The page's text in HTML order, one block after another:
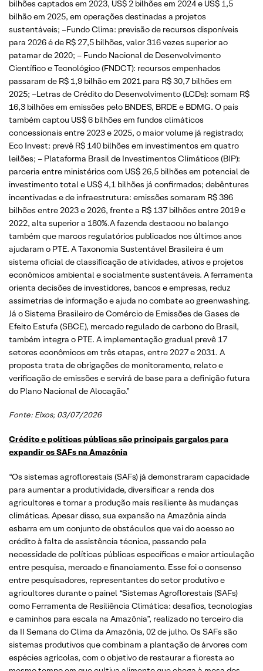
bilhões captados em 2023, US$ 2 bilhões em 2024 e US$ 1,5
bilhão em 2025, em operações destinadas a projetos
sustentáveis; –Fundo Clima: previsão de recursos disponíveis
para 2026 é de R$ 27,5 bilhões, valor 316 vezes superior ao
patamar de 2020; – Fundo Nacional de Desenvolvimento
Científico e Tecnológico (FNDCT): recursos empenhados
passaram de R$ 1,9 bilhão em 2021 para R$ 30,7 bilhões em
2025; –Letras de Crédito do Desenvolvimento (LCDs): somam R$
16,3 bilhões em emissões pelo BNDES, BRDE e BDMG. O país
também captou US$ 6 bilhões em fundos climáticos
concessionais entre 2023 e 2025, o maior volume já registrado;
Eco Invest: prevê R$ 140 bilhões em investimentos em quatro
leilões; – Plataforma Brasil de Investimentos Climáticos (BIP):
parceria entre ministérios com US$ 26,5 bilhões em potencial de
investimento total e US$ 4,1 bilhões já confirmados; debêntures
incentivadas e de infraestrutura: emissões somaram R$ 396
bilhões entre 2023 e 2026, frente a R$ 137 bilhões entre 2019 e
2022, alta superior a 180%.A fazenda destacou no balanço
também que marcos regulatórios publicados nos últimos anos
ajudaram o PTE. A Taxonomia Sustentável Brasileira é um
sistema oficial de classificação de atividades, ativos e projetos
econômicos ambiental e socialmente sustentáveis. A ferramenta
orienta decisões de investidores, bancos e empresas, reduz
assimetrias de informação e ajuda no combate ao greenwashing.
Já o Sistema Brasileiro de Comércio de Emissões de Gases de
Efeito Estufa (SBCE), mercado regulado de carbono do Brasil,
também integra o PTE. A implementação gradual prevê 17
setores econômicos em três etapas, entre 2027 e 2031. A
proposta trata de obrigações de monitoramento, relato e
verificação de emissões e servirá de base para a definição futura
do Plano Nacional de Alocação.”
Fonte: Eixos; 03/07/2026
Crédito e políticas públicas são principais gargalos para
expandir os SAFs na Amazônia
“Os sistemas agroflorestais (SAFs) já demonstraram capacidade
para aumentar a produtividade, diversificar a renda dos
agricultores e tornar a produção mais resiliente às mudanças
climáticas. Apesar disso, sua expansão na Amazônia ainda
esbarra em um conjunto de obstáculos que vai do acesso ao
crédito à falta de assistência técnica, passando pela
necessidade de políticas públicas específicas e maior articulação
entre pesquisa, mercado e financiamento. Esse foi o consenso
entre pesquisadores, representantes do setor produtivo e
agricultores durante o painel “Sistemas Agroflorestais (SAFs)
como Ferramenta de Resiliência Climática: desafios, tecnologias
e caminhos para escala na Amazônia”, realizado no terceiro dia
da II Semana do Clima da Amazônia, 02 de julho. Os SAFs são
sistemas produtivos que combinam a plantação de árvores com
espécies agrícolas, com o objetivo de restaurar a floresta ao